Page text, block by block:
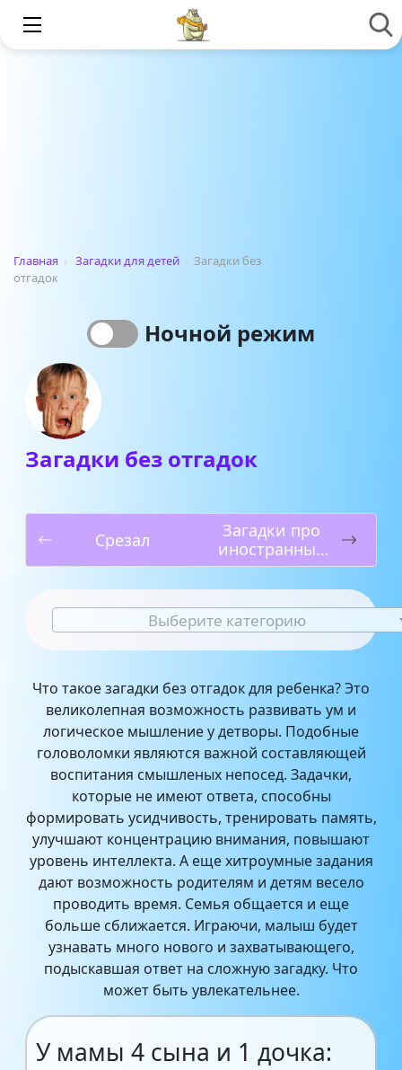
Главная › Загадки для детей › Загадки без
отгадок
Ночной режим
Загадки без отгадок
Срезал
Загадки про
иностранные
языки
Выберите категорию
Что такое загадки без отгадок для ребенка? Это
великолепная возможность развивать ум и
логическое мышление у детворы. Подобные
головоломки являются важной составляющей
воспитания смышленых непосед. Задачки,
которые не имеют ответа, способны
формировать усидчивость, тренировать память,
улучшают концентрацию внимания, повышают
уровень интеллекта. А еще хитроумные задания
дают возможность родителям и детям весело
проводить время. Семья общается и еще
больше сближается. Играючи, малыш будет
узнавать много нового и захватывающего,
подыскавшая ответ на сложную загадку. Что
может быть увлекательнее.
У мамы 4 сына и 1 дочка: